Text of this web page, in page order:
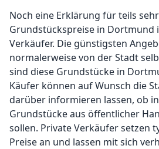
Noch eine Erklärung für teils
Grundstückspreise in Dortmund
Verkäufer. Die günstigsten
normalerweise von der Stadt
sind diese Grundstücke in
Käufer können auf Wunsch die
darüber informieren lassen, ob
Grundstücke aus öffentlicher
sollen. Private Verkäufer setzen
Preise an und lassen mit sich